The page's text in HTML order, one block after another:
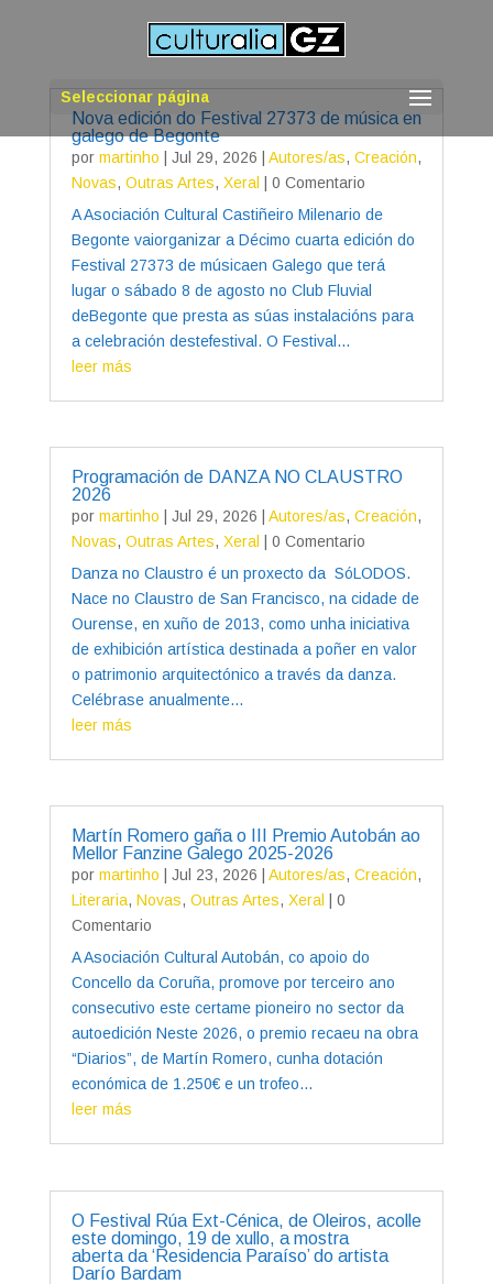
Seleccionar página
Nova edición do Festival 27373 de música en
galego de Begonte
por martinho Jul 29, 2026 Autores/as, Creación,
Novas, Outras Artes, Xeral
| 0 Comentario
A Asociación Cultural Castiñeiro Milenario de
Begonte vaiorganizar a Décimo cuarta edición do
Festival 27373 de músicaen Galego que terá
lugar o sábado 8 de agosto no Club Fluvial
deBegonte que presta as súas instalacións para
a celebración destefestival. O Festival...
leer más
Programación de DANZA NO CLAUSTRO
2026
por martinho Jul 29, 2026 Autores/as, Creación,
Novas, Outras Artes, Xeral
| 0 Comentario
Danza no Claustro é un proxecto da SóLODOS.
Nace no Claustro de San Francisco, na cidade de
Ourense, en xuño de 2013, como unha iniciativa
de exhibición artística destinada a poñer en valor
o patrimonio arquitectónico a través da danza.
Celébrase anualmente...
leer más
Martín Romero gaña o III Premio Autobán ao
Mellor Fanzine Galego 2025-2026
por martinho Jul 23, 2026 Autores/as, Creación,
Literaria, Novas, Outras Artes, Xeral
| 0
Comentario
A Asociación Cultural Autobán, co apoio do
Concello da Coruña, promove por terceiro ano
consecutivo este certame pioneiro no sector da
autoedición Neste 2026, o premio recaeu na obra
“Diarios”, de Martín Romero, cunha dotación
económica de 1.250€ e un trofeo...
leer más
O Festival Rúa Ext-Cénica, de Oleiros, acolle
este domingo, 19 de xullo, a mostra
aberta da ‘Residencia Paraíso’ do artista
Darío Bardam